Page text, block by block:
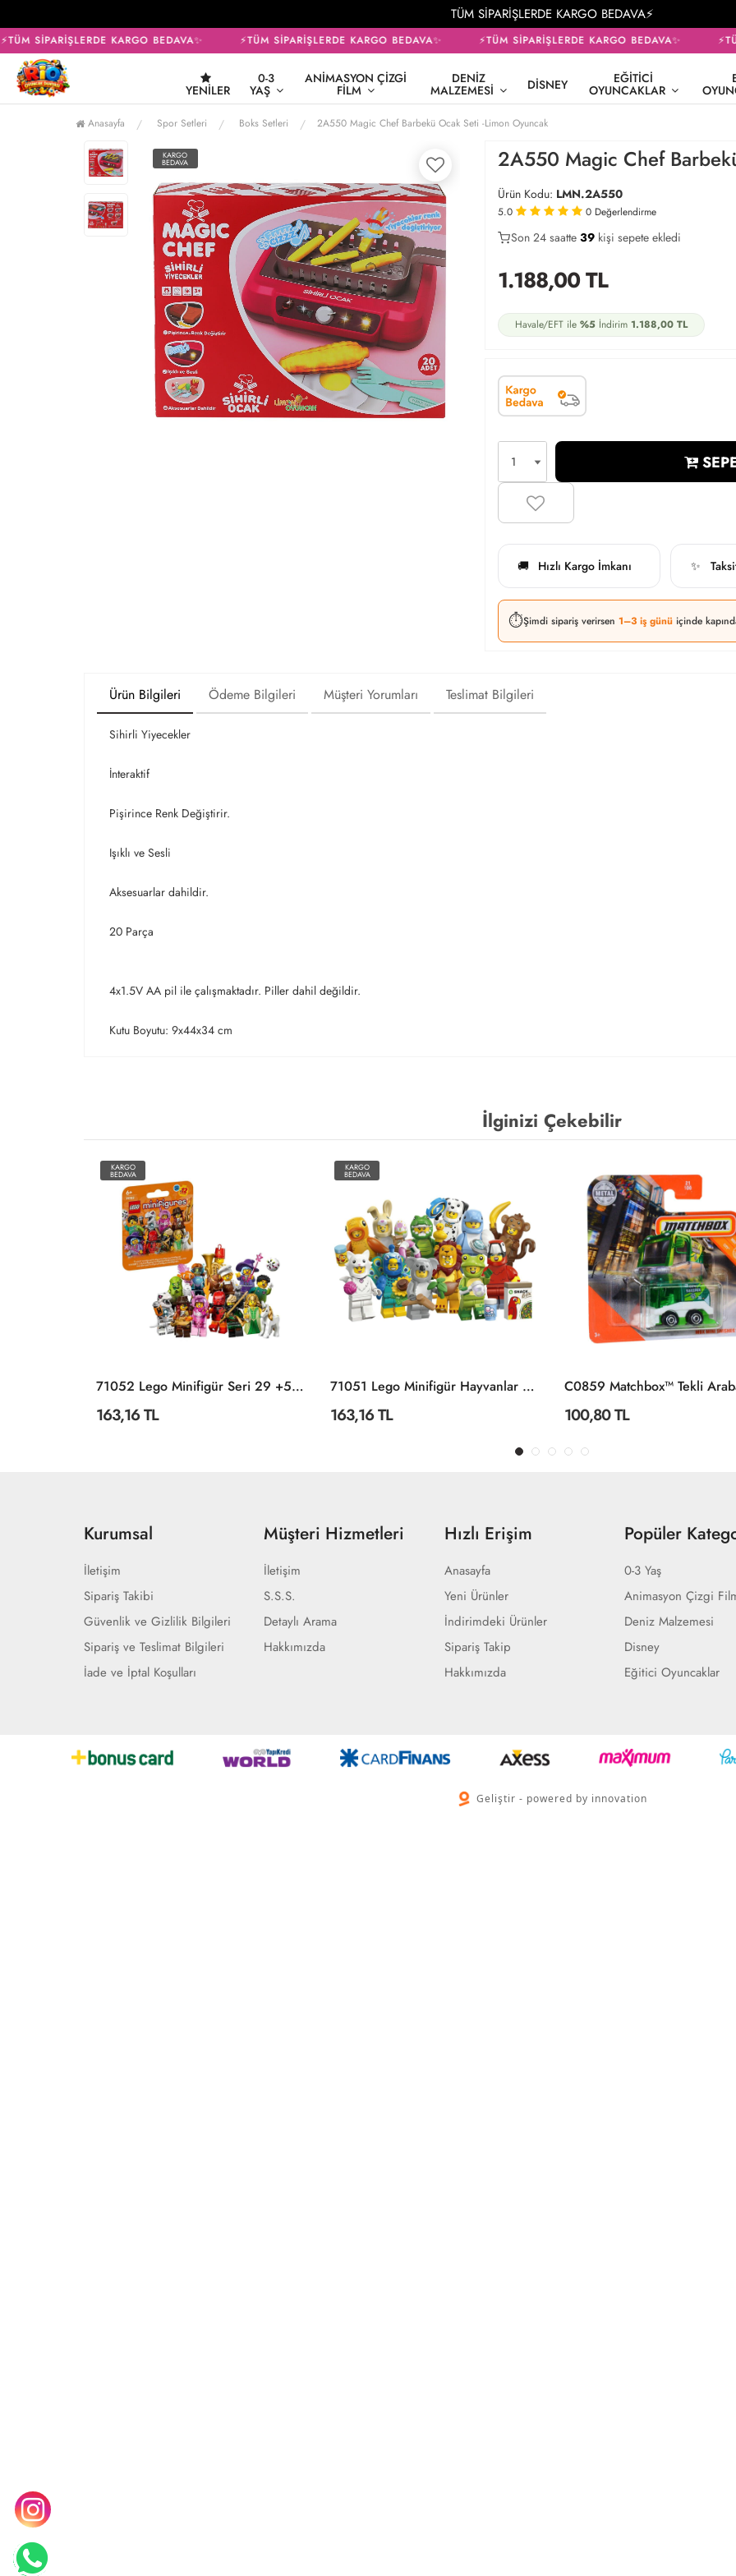
TÜM SİPARİŞLERDE KARGO BEDAVA⚡
SİPARİŞLERDE KARGO BEDAVA✨ ⚡TÜM SİPARİŞLERDE KARGO BEDAVA✨ ⚡TÜM SİPARİŞLERDE KARGO BEDAVA✨
YENILER
0-3
YAŞ
ANIMASYON ÇIZGI
FILM
DENIZ
MALZEMESI DISNEY EĞITICI
OYUNCAKLAR
Anasayfa Spor Setleri Boks Setleri 2A550 Magic Chef Barbekü Ocak Seti -Limon Oyuncak
KARGO
BEDAVA 2A550 Magic Chef
Ürün Kodu: LMN.2A550
5.0 0 Değerlendirme
26
Son 24 saatte 41kişi sepete ekledi
Son 24 saatte 14kişi satın aldı
1.188,00TL
Havale/EFT ile %5İndirim 1.188,00TL
🚚 Hızlı Kargo İmkanı ✨
⏱️Şimdi sipariş verirsen 1–3 iş günü içinde
Ürün Bilgileri Ödeme Bilgileri Müşteri Yorumları Teslimat Bilgileri
Sihirli Yiyecekler
İnteraktif
Pişirince Renk Değiştirir.
Işıklı ve Sesli
Aksesuarlar dahildir.
20 Parça
4x1.5V AA pil ile çalışmaktadır. Piller dahil değildir.
Kutu Boyutu: 9x44x34 cm
İlginizi Çekebilir
KARGO
BEDAVA
71052 Lego Minifigür Seri 29 +5 Yaş
163,16 TL
KARGO
BEDAVA
71051 Lego Minifigür Hayvanlar Seri 28 +5 Yaş
163,16 TL 100,80 TL
Kurumsal
İletişim
Sipariş Takibi
Güvenlik ve Gizlilik Bilgileri
Sipariş ve Teslimat Bilgileri
İade ve İptal Koşulları
Müşteri Hizmetleri
İletişim
S.S.S.
Detaylı Arama
Hakkımızda
Hızlı Erişim
Anasayfa
Yeni Ürünler
İndirimdeki Ürünler
Sipariş Takip
Hakkımızda
Popüler
0-3 Yaş
Animasyon Çizgi
Deniz Malzemesi
Disney
Eğitici Oyuncaklar
Geliştir - powered by innovation